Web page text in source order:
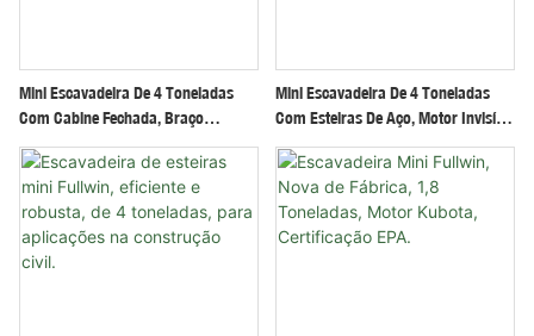
Mini Escavadeira De 4 Toneladas
Com Cabine Fechada, Braço
Articulado, Sistema Hidráulico
Potente E Confiável.
Mini Escavadeira De 4 Toneladas
Com Esteiras De Aço, Motor Invisível
De Alta Eficiência Para Altas E
Baixas Velocidades